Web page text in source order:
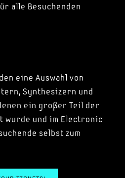
alle Besuchenden
eine Auswahl von
Synthesizern und
ein großer Teil der
wurde und im Electronic
selbst zum